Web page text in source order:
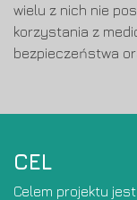
wielu z nich nie
korzystania z
bezpieczeństwa
CEL
Celem projektu